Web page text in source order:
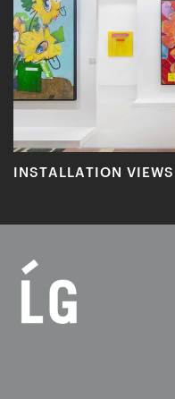
INSTALLATION VIEWS